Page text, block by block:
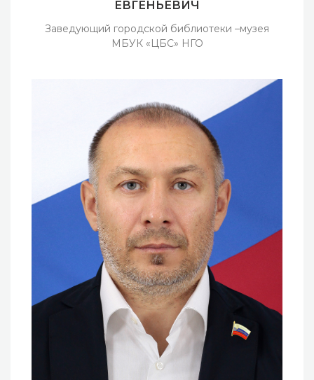
ЕВГЕНЬЕВИЧ
Заведующий городской библиотеки –музея
МБУК «ЦБС» НГО